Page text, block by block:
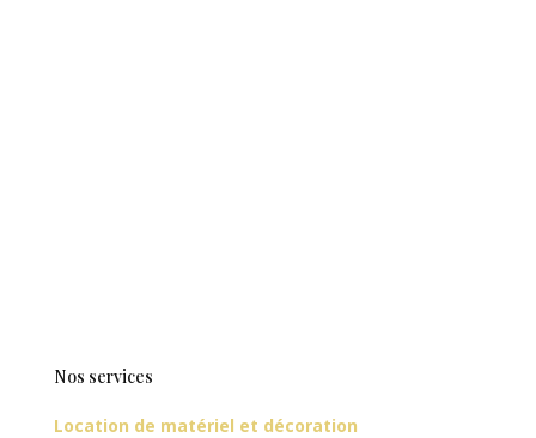
Nos services
Location de matériel et décoration